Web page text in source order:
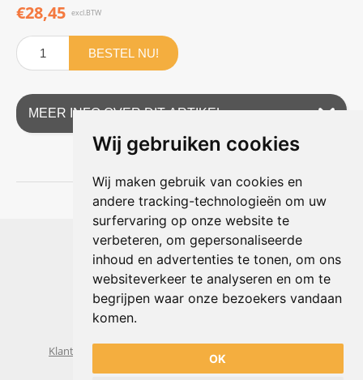
Wij gebruiken cookies
Wij maken gebruik van cookies en
andere tracking-technologieën om uw
surfervaring op onze website te
verbeteren, om gepersonaliseerde
inhoud en advertenties te tonen, om ons
websiteverkeer te analyseren en om te
begrijpen waar onze bezoekers vandaan
komen.
OK
€28,45 excl.BTW
BESTEL NU!
MEER INFO OVER DIT ARTIKEL
Shophouse online
Max Planckstraat 4
6716 BE Ede, Nederland
Telefoon:+31(0)318 618 121
E-mail: info@shophouse.nl
Geopend: ma t/m vr 09:00-17:00 uur
Klantenservice
Algemene voorwaarden